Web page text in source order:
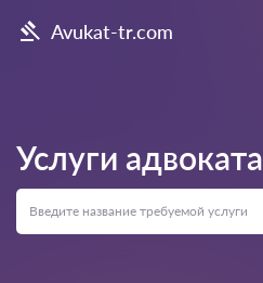
Avukat-tr.com
Услуги адвоката